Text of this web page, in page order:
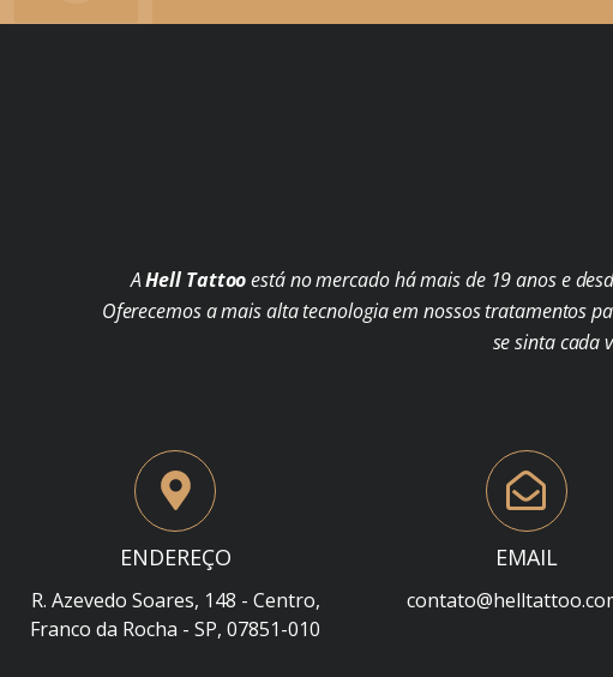
AHell Tattooestá no mercado há mais de 19 anos e
Oferecemos a mais alta tecnologia em nossos tratamentos
se sinta cada
ENDEREÇO
R. Azevedo Soares, 148 - Centro,
Franco da Rocha - SP, 07851-010
EMAIL